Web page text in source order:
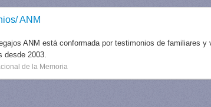
ANM
ANM está conformada por testimonios de familiares
desde 2003.
de la Memoria